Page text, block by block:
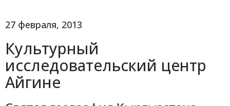
27 февраля, 2013
Культурный
исследовательский центр
Айгине